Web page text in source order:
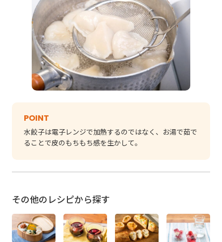
POINT
水餃子は電子レンジで加熱するのではなく、お湯で茹で
ることで皮のもちもち感を生かして。
その他のレシピから探す